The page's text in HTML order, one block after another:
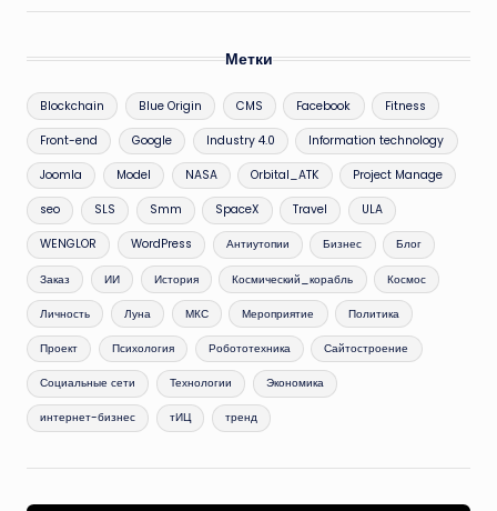
Метки
Blockchain Blue Origin CMS Facebook Fitness
Front-end Google Industry 4.0 Information technology
Joomla Model NASA Orbital_ATK Project Manage
seo SLS Smm SpaceX Travel ULA
WENGLOR WordPress Антиутопии Бизнес Блог
Заказ ИИ История Космический_корабль Космос
Личность Луна МКС Мероприятие Политика
Проект Психология Робототехника Сайтостроение
Социальные сети Технологии Экономика
интернет-бизнес тИЦ тренд